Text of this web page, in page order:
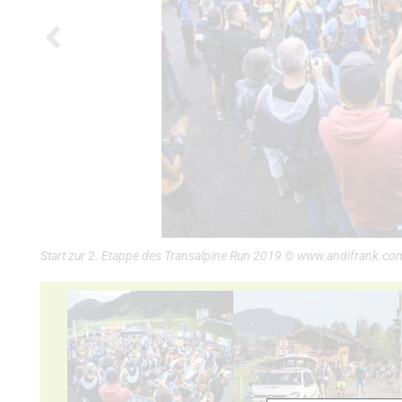
Start zur 2. Etappe des Transalpine Run 2019 ©